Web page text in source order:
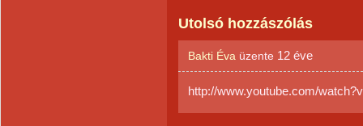
Utolsó hozzászólás
Bakti Éva üzente 12 éve
http://www.youtube.com/